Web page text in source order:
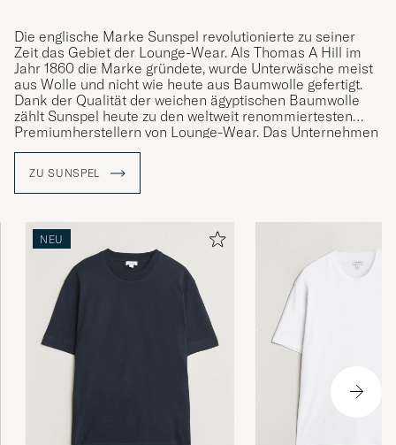
Die englische Marke Sunspel revolutionierte zu seiner
Zeit das Gebiet der Lounge-Wear. Als Thomas A Hill im
Jahr 1860 die Marke gründete, wurde Unterwäsche meist
aus Wolle und nicht wie heute aus Baumwolle gefertigt.
Dank der Qualität der weichen ägyptischen Baumwolle
zählt Sunspel heute zu den weltweit renommiertesten
Premiumherstellern von Lounge-Wear. Das Unternehmen
verfolgt konstant diese Linie und steht für einfachen
ZU SUNSPEL
NEU